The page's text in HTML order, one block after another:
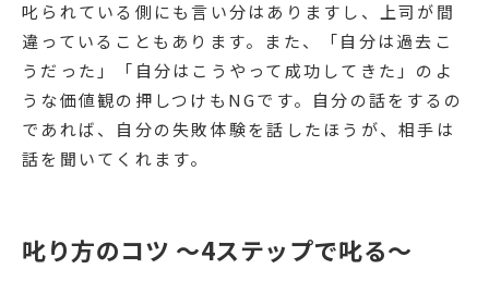
叱られている側にも言い分はありますし、上司が間
違っていることもあります。また、「自分は過去こ
うだった」「自分はこうやって成功してきた」のよ
うな価値観の押しつけもNGです。自分の話をするの
であれば、自分の失敗体験を話したほうが、相手は
話を聞いてくれます。
叱り方のコツ ～4ステップで叱る～